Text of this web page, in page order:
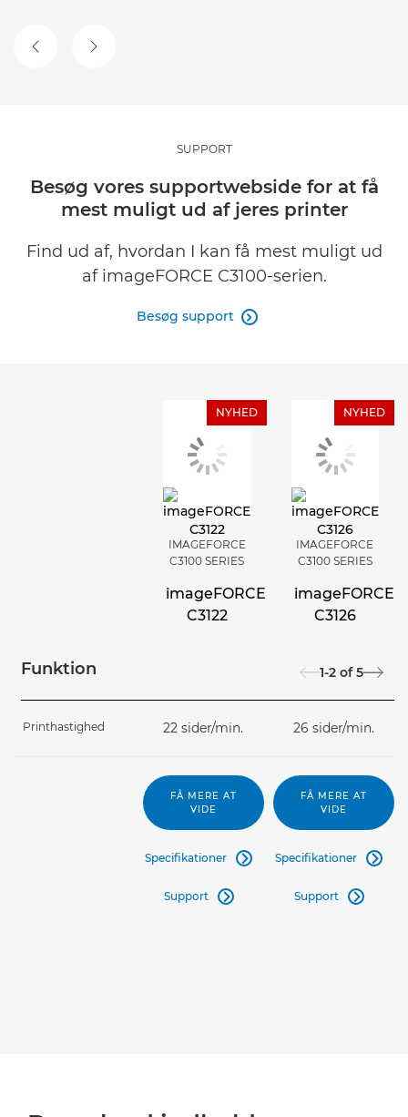
FORRIGE SLIDENÆSTE SLIDE
SUPPORT
Besøg vores supportwebside for at få
mest muligt ud af jeres printer
Find ud af, hvordan I kan få mest muligt ud
af imageFORCE C3100-serien.
Besøg support 
Funktion
NYHED
IMAGEFORCE
C3100 SERIES
imageFORCE
C3122
NYHED
IMAGEFORCE
C3100 SERIES
imageFORCE
C3126
1-2 of 5
Printhastighed 22 sider/min. 26 sider/min.
FÅ MERE AT
VIDE
Specifikationer 
Support 
FÅ MERE AT
VIDE
Specifikationer 
Support 